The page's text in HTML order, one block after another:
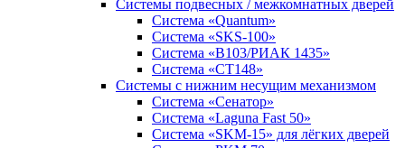
Системы подвесных / межкомнатных дверей
Система «Quantum»
Система «SKS-100»
Система «B103/РИАК 1435»
Система «СТ148»
Системы с нижним несущим механизмом
Система «Сенатор»
Система «Laguna Fast 50»
Система «SKM-15» для лёгких дверей